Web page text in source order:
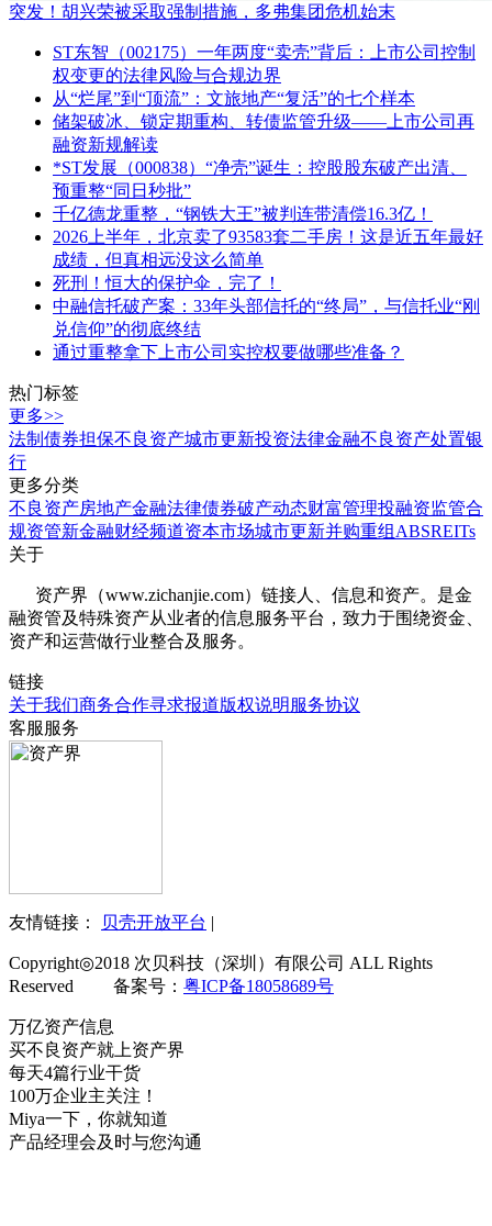
突发！胡兴荣被采取强制措施，多弗集团危机始末
ST东智（002175）一年两度“卖壳”背后：上市公司控制
权变更的法律风险与合规边界
从“烂尾”到“顶流”：文旅地产“复活”的七个样本
储架破冰、锁定期重构、转债监管升级——上市公司再
融资新规解读
*ST发展（000838）“净壳”诞生：控股股东破产出清、
预重整“同日秒批”
千亿德龙重整，“钢铁大王”被判连带清偿16.3亿！
2026上半年，北京卖了93583套二手房！这是近五年最好
成绩，但真相远没这么简单
死刑！恒大的保护伞，完了！
中融信托破产案：33年头部信托的“终局”，与信托业“刚
兑信仰”的彻底终结
通过重整拿下上市公司实控权要做哪些准备？
热门标签
更多>>
法制 债券担保不良资产城市更新投资法律金融不良资产处置银
行
更多分类
不良资产房地产金融法律债券破产动态财富管理投融资监管合
规资管新金融财经频道资本市场城市更新并购重组 ABSREITs
关于
资产界（www.zichanjie.com）链接人、信息和资产。是金
融资管及特殊资产从业者的信息服务平台，致力于围绕资金、
资产和运营做行业整合及服务。
链接
关于我们商务合作寻求报道版权说明 服务协议
客服服务
友情链接： 贝壳开放平台 |
Copyright◎2018 次贝科技（深圳）有限公司 ALL Rights
Reserved 备案号： 粤ICP备18058689号
万亿资产信息
买不良资产就上资产界
每天4篇行业干货
100万企业主关注！
Miya一下，你就知道
产品经理会及时与您沟通